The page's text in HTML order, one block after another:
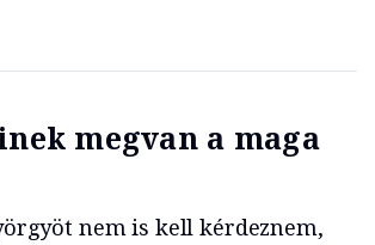
megvan a maga
nem is kell kérdeznem,